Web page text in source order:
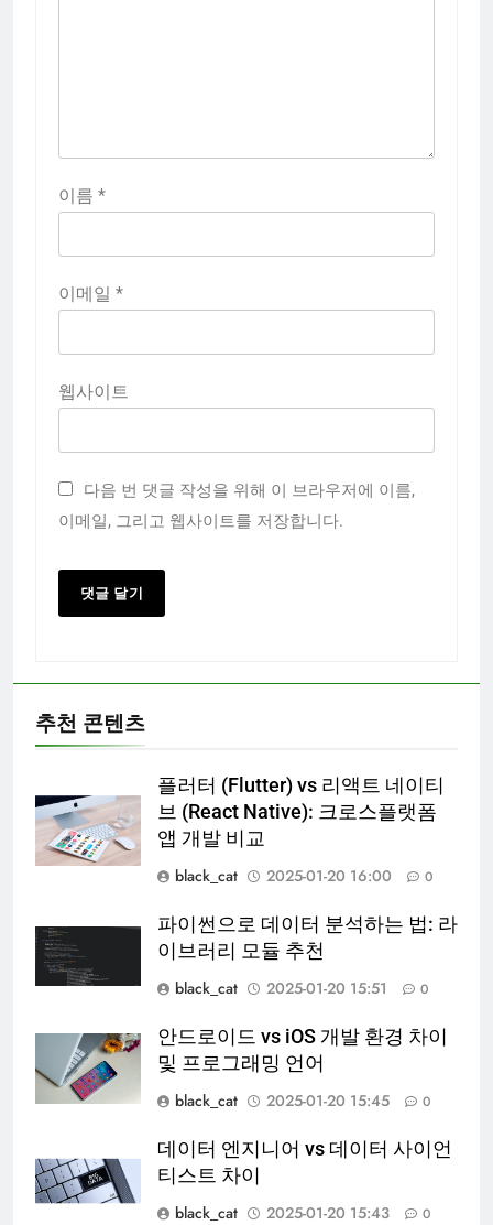
이름 *
이메일 *
웹사이트
다음 번 댓글 작성을 위해 이 브라우저에 이름,
이메일, 그리고 웹사이트를 저장합니다.
추천 콘텐츠
플러터 (Flutter) vs 리액트 네이티
브 (React Native): 크로스플랫폼
앱 개발 비교
black_cat
2025-01-20 16:00 0
파이썬으로 데이터 분석하는 법: 라
이브러리 모듈 추천
black_cat
2025-01-20 15:51 0
안드로이드 vs iOS 개발 환경 차이
및 프로그래밍 언어
black_cat
2025-01-20 15:45 0
데이터 엔지니어 vs 데이터 사이언
티스트 차이
black_cat
2025-01-20 15:43 0